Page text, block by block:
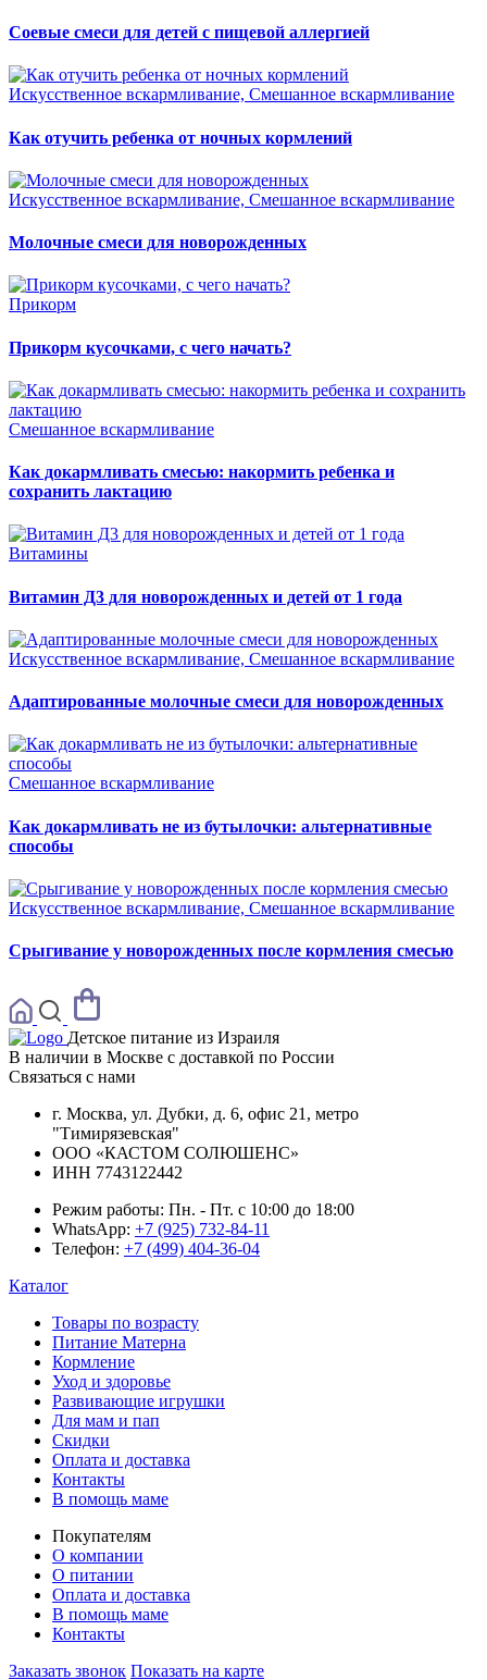
Соевые смеси для детей с пищевой аллергией
Искусственное вскармливание, Смешанное вскармливание
Как отучить ребенка от ночных кормлений
Искусственное вскармливание, Смешанное вскармливание
Молочные смеси для новорожденных
Прикорм
Прикорм кусочками, с чего начать?
Смешанное вскармливание
Как докармливать смесью: накормить ребенка и
сохранить лактацию
Витамины
Витамин Д3 для новорожденных и детей от 1 года
Искусственное вскармливание, Смешанное вскармливание
Адаптированные молочные смеси для новорожденных
Смешанное вскармливание
Как докармливать не из бутылочки: альтернативные
способы
Искусственное вскармливание, Смешанное вскармливание
Срыгивание у новорожденных после кормления смесью
Детское питание из Израиля
В наличии в Москве с доставкой по России
Связаться с нами
г. Москва, ул. Дубки, д. 6, офис 21, метро
"Тимирязевская"
ООО «КАСТОМ СОЛЮШЕНС»
ИНН 7743122442
Режим работы: Пн. - Пт. с 10:00 до 18:00
WhatsApp: +7 (925) 732-84-11
Телефон: +7 (499) 404-36-04
Каталог
Товары по возрасту
Питание Матерна
Кормление
Уход и здоровье
Развивающие игрушки
Для мам и пап
Скидки
Оплата и доставка
Контакты
В помощь маме
Покупателям
О компании
О питании
Оплата и доставка
В помощь маме
Контакты
Заказать звонок Показать на карте